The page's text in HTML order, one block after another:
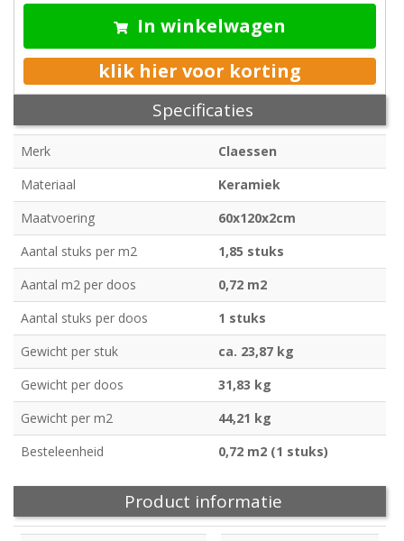
In winkelwagen
klik hier voor korting
Specificaties
Merk
Claessen
Materiaal
Keramiek
Maatvoering
60x120x2cm
Aantal stuks per m2
1,85 stuks
Aantal m2 per doos
0,72 m2
Aantal stuks per doos
1 stuks
Gewicht per stuk
ca. 23,87 kg
Gewicht per doos
31,83 kg
Gewicht per m2
44,21 kg
Besteleenheid
0,72 m2 (1 stuks)
Product informatie